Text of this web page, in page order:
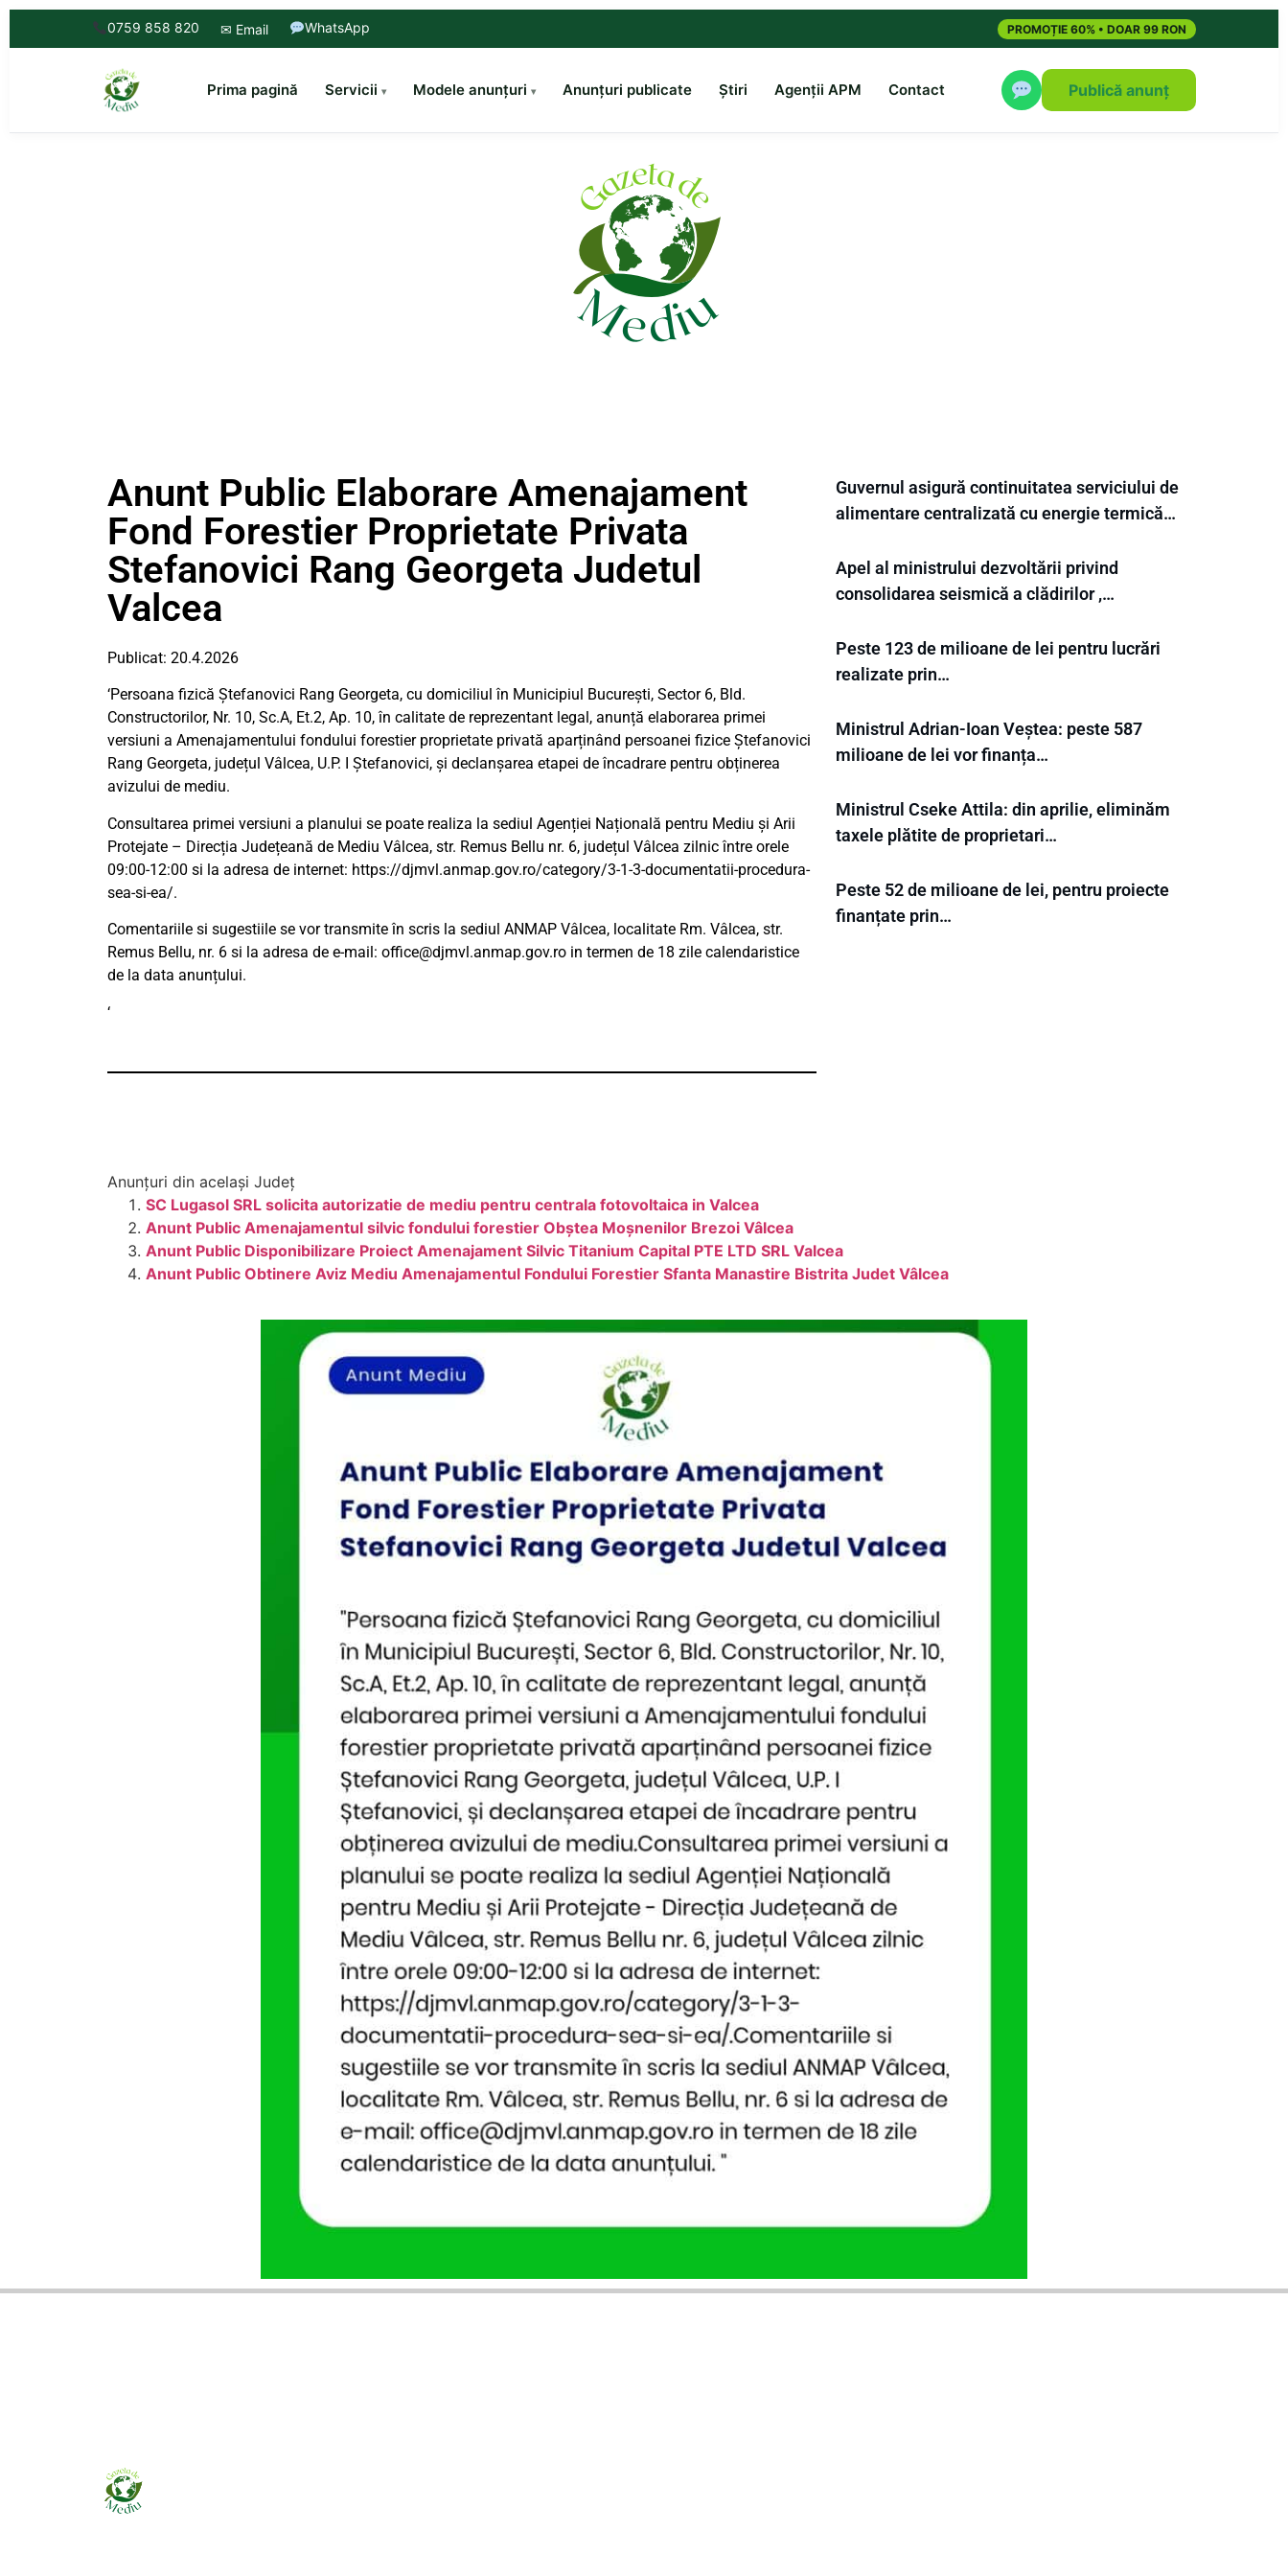
0759 858 820 ✉ Email WhatsApp PROMOȚIE 60% • DOAR 99 RON
Prima pagină Servicii Modele anunțuri Anunțuri publicate Știri Agenții APM Contact Publică anunț
Anunt Public Elaborare Amenajament
Fond Forestier Proprietate Privata
Stefanovici Rang Georgeta Judetul
Valcea
Publicat: 20.4.2026
‘Persoana fizică Ștefanovici Rang Georgeta, cu domiciliul în Municipiul București, Sector 6, Bld.
Constructorilor, Nr. 10, Sc.A, Et.2, Ap. 10, în calitate de reprezentant legal, anunță elaborarea primei
versiuni a Amenajamentului fondului forestier proprietate privată aparținând persoanei fizice Ștefanovici
Rang Georgeta, județul Vâlcea, U.P. I Ștefanovici, și declanșarea etapei de încadrare pentru obținerea
avizului de mediu.
Consultarea primei versiuni a planului se poate realiza la sediul Agenției Națională pentru Mediu și Arii
Protejate – Direcția Județeană de Mediu Vâlcea, str. Remus Bellu nr. 6, județul Vâlcea zilnic între orele
09:00-12:00 si la adresa de internet: https://djmvl.anmap.gov.ro/category/3-1-3-documentatii-procedura-
sea-si-ea/.
Comentariile si sugestiile se vor transmite în scris la sediul ANMAP Vâlcea, localitate Rm. Vâlcea, str.
Remus Bellu, nr. 6 si la adresa de e-mail: office@djmvl.anmap.gov.ro in termen de 18 zile calendaristice
de la data anunțului.
‘
Guvernul asigură continuitatea serviciului de
alimentare centralizată cu energie termică…
Apel al ministrului dezvoltării privind
consolidarea seismică a clădirilor ,…
Peste 123 de milioane de lei pentru lucrări
realizate prin…
Ministrul Adrian-Ioan Veștea: peste 587
milioane de lei vor finanța…
Ministrul Cseke Attila: din aprilie, eliminăm
taxele plătite de proprietari…
Peste 52 de milioane de lei, pentru proiecte
finanțate prin…
Anunțuri din același Județ
SC Lugasol SRL solicita autorizatie de mediu pentru centrala fotovoltaica in Valcea
Anunt Public Amenajamentul silvic fondului forestier Obștea Moșnenilor Brezoi Vâlcea
Anunt Public Disponibilizare Proiect Amenajament Silvic Titanium Capital PTE LTD SRL Valcea
Anunt Public Obtinere Aviz Mediu Amenajamentul Fondului Forestier Sfanta Manastire Bistrita Judet Vâlcea